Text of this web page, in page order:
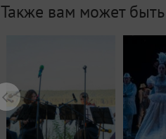
Также вам может